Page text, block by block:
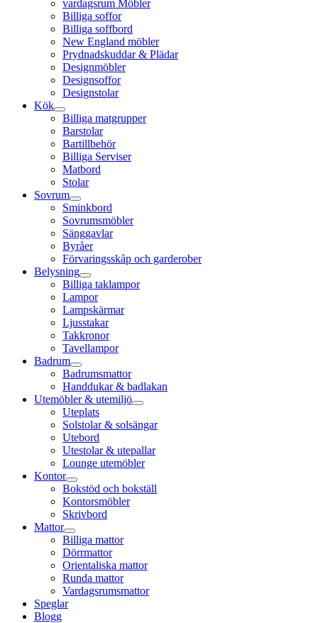
vardagsrum Möbler
Billiga soffor
Billiga soffbord
New England möbler
Prydnadskuddar & Plädar
Designmöbler
Designsoffor
Designstolar
Kök
Billiga matgrupper
Barstolar
Bartillbehör
Billiga Serviser
Matbord
Stolar
Sovrum
Sminkbord
Sovrumsmöbler
Sänggavlar
Byråer
Förvaringsskåp och garderober
Belysning
Billiga taklampor
Lampor
Lampskärmar
Ljusstakar
Takkronor
Tavellampor
Badrum
Badrumsmattor
Handdukar & badlakan
Utemöbler & utemiljö
Uteplats
Solstolar & solsängar
Utebord
Utestolar & utepallar
Lounge utemöbler
Kontor
Bokstöd och bokställ
Kontorsmöbler
Skrivbord
Mattor
Billiga mattor
Dörrmattor
Orientaliska mattor
Runda mattor
Vardagsrumsmattor
Speglar
Blogg